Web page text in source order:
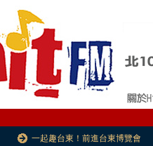
一起趣台東！前進台東博覽會